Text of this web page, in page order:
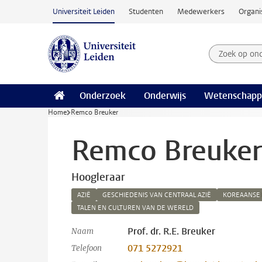
Ga naar hoofdinhoud
Universiteit Leiden Studenten Medewerkers
Zoek op
Zoekterm
Onderzoek Onderwijs
Home Remco Breuker
Remco Breuker
Hoogleraar
AZIË GESCHIEDENIS VAN CENTRAAL AZIË
TALEN EN CULTUREN VAN DE WERELD
Naam Prof. dr. R.E. Breuker
Telefoon 071 5272921